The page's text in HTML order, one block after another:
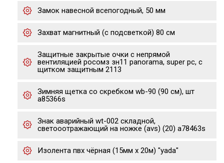
Замок навесной всепогодный, 50 мм
Захват магнитный (с подсветкой) 80 см
Защитные закрытые очки с непрямой
вентиляцией росомз зн11 panorama, super pc, с
щитком защитным 2113
Зимняя щетка со скребком wb-90 (90 см), шт
a85366s
Знак аварийный wt-002 складной,
светооотражающий на ножке (avs) (20) a78463s
Изолента пвх чёрная (15мм х 20м) "yada"